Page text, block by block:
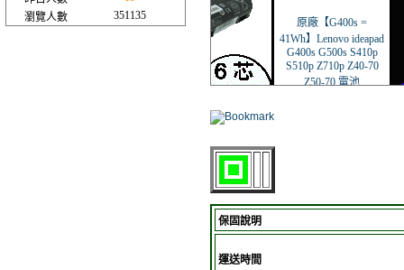
瀏覽人數
351135
保固說明
運送時間